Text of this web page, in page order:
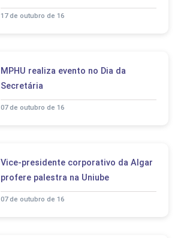
17 de outubro de 16
MPHU realiza evento no Dia da
Secretária
07 de outubro de 16
Vice-presidente corporativo da Algar
profere palestra na Uniube
07 de outubro de 16